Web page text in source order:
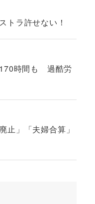
トラ許せない！
時間も 過酷労
止」「夫婦合算」